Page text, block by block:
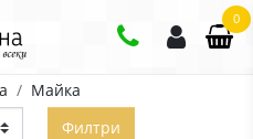
0
Майка
Филтри